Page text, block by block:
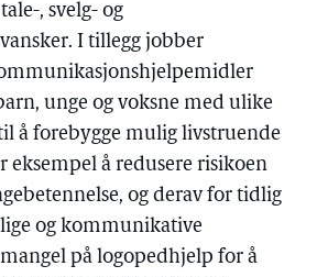
, svelg- og
I tillegg jobber
unge og voksne med ulike
å forebygge mulig livstruende
eksempel å redusere risikoen
og derav for tidlig
og kommunikative
på logopedhjelp for å